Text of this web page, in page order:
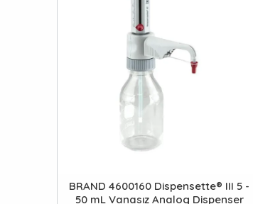
BRAND 4600160 Dispensette® III 5 -
50 mL Vanasız Analog Dispenser